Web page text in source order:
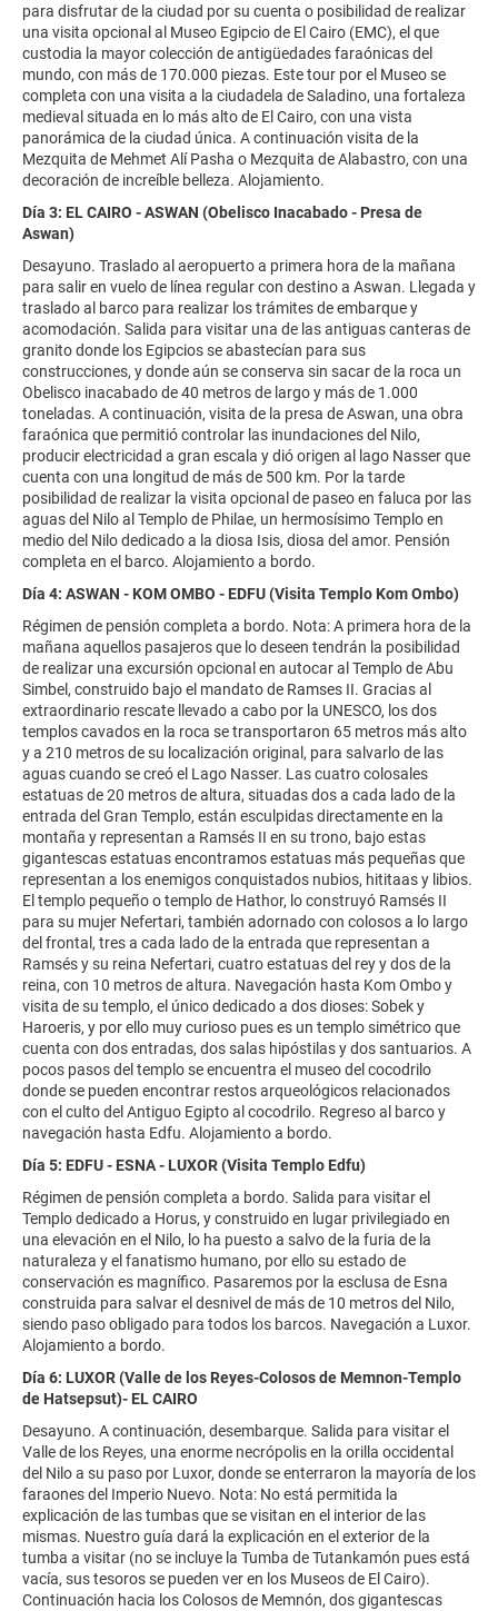
para disfrutar de la ciudad por su cuenta o posibilidad de realizar
una visita opcional al Museo Egipcio de El Cairo (EMC), el que
custodia la mayor colección de antigüedades faraónicas del
mundo, con más de 170.000 piezas. Este tour por el Museo se
completa con una visita a la ciudadela de Saladino, una fortaleza
medieval situada en lo más alto de El Cairo, con una vista
panorámica de la ciudad única. A continuación visita de la
Mezquita de Mehmet Alí Pasha o Mezquita de Alabastro, con una
decoración de increíble belleza. Alojamiento.
Día 3: EL CAIRO - ASWAN (Obelisco Inacabado - Presa de
Aswan)
Desayuno. Traslado al aeropuerto a primera hora de la mañana
para salir en vuelo de línea regular con destino a Aswan. Llegada y
traslado al barco para realizar los trámites de embarque y
acomodación. Salida para visitar una de las antiguas canteras de
granito donde los Egipcios se abastecían para sus
construcciones, y donde aún se conserva sin sacar de la roca un
Obelisco inacabado de 40 metros de largo y más de 1.000
toneladas. A continuación, visita de la presa de Aswan, una obra
faraónica que permitió controlar las inundaciones del Nilo,
producir electricidad a gran escala y dió origen al lago Nasser que
cuenta con una longitud de más de 500 km. Por la tarde
posibilidad de realizar la visita opcional de paseo en faluca por las
aguas del Nilo al Templo de Philae, un hermosísimo Templo en
medio del Nilo dedicado a la diosa Isis, diosa del amor. Pensión
completa en el barco. Alojamiento a bordo.
Día 4: ASWAN - KOM OMBO - EDFU (Visita Templo Kom Ombo)
Régimen de pensión completa a bordo. Nota: A primera hora de la
mañana aquellos pasajeros que lo deseen tendrán la posibilidad
de realizar una excursión opcional en autocar al Templo de Abu
Simbel, construido bajo el mandato de Ramses II. Gracias al
extraordinario rescate llevado a cabo por la UNESCO, los dos
templos cavados en la roca se transportaron 65 metros más alto
y a 210 metros de su localización original, para salvarlo de las
aguas cuando se creó el Lago Nasser. Las cuatro colosales
estatuas de 20 metros de altura, situadas dos a cada lado de la
entrada del Gran Templo, están esculpidas directamente en la
montaña y representan a Ramsés II en su trono, bajo estas
gigantescas estatuas encontramos estatuas más pequeñas que
representan a los enemigos conquistados nubios, hititaas y libios.
El templo pequeño o templo de Hathor, lo construyó Ramsés II
para su mujer Nefertari, también adornado con colosos a lo largo
del frontal, tres a cada lado de la entrada que representan a
Ramsés y su reina Nefertari, cuatro estatuas del rey y dos de la
reina, con 10 metros de altura. Navegación hasta Kom Ombo y
visita de su templo, el único dedicado a dos dioses: Sobek y
Haroeris, y por ello muy curioso pues es un templo simétrico que
cuenta con dos entradas, dos salas hipóstilas y dos santuarios. A
pocos pasos del templo se encuentra el museo del cocodrilo
donde se pueden encontrar restos arqueológicos relacionados
con el culto del Antiguo Egipto al cocodrilo. Regreso al barco y
navegación hasta Edfu. Alojamiento a bordo.
Día 5: EDFU - ESNA - LUXOR (Visita Templo Edfu)
Régimen de pensión completa a bordo. Salida para visitar el
Templo dedicado a Horus, y construido en lugar privilegiado en
una elevación en el Nilo, lo ha puesto a salvo de la furia de la
naturaleza y el fanatismo humano, por ello su estado de
conservación es magnífico. Pasaremos por la esclusa de Esna
construida para salvar el desnivel de más de 10 metros del Nilo,
siendo paso obligado para todos los barcos. Navegación a Luxor.
Alojamiento a bordo.
Día 6: LUXOR (Valle de los Reyes-Colosos de Memnon-Templo
de Hatsepsut)- EL CAIRO
Desayuno. A continuación, desembarque. Salida para visitar el
Valle de los Reyes, una enorme necrópolis en la orilla occidental
del Nilo a su paso por Luxor, donde se enterraron la mayoría de los
faraones del Imperio Nuevo. Nota: No está permitida la
explicación de las tumbas que se visitan en el interior de las
mismas. Nuestro guía dará la explicación en el exterior de la
tumba a visitar (no se incluye la Tumba de Tutankamón pues está
vacía, sus tesoros se pueden ver en los Museos de El Cairo).
Continuación hacia los Colosos de Memnón, dos gigantescas